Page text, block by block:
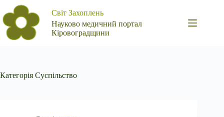
Перейти
до
вмісту
Світ Захоплень
Науково медичний портал
Кіровоградщини
Категорія Суспільство